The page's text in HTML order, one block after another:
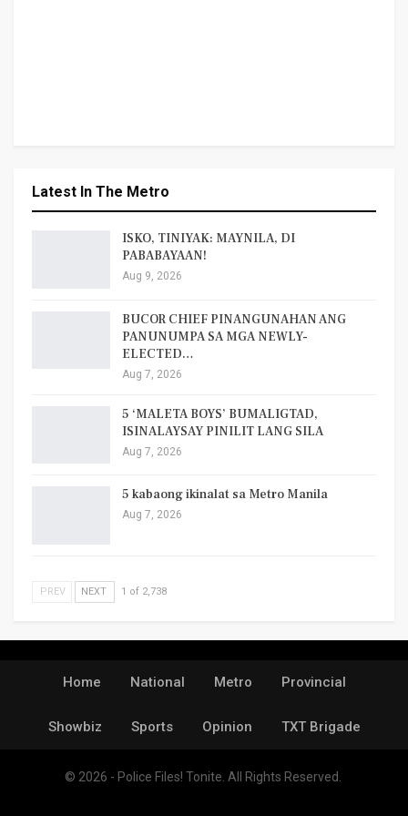
Latest In The Metro
ISKO, TINIYAK: MAYNILA, DI
PABABAYAAN!
Aug 9, 2026
BUCOR CHIEF PINANGUNAHAN ANG
PANUNUMPA SA MGA NEWLY-
ELECTED…
Aug 7, 2026
5 ‘MALETA BOYS’ BUMALIGTAD,
ISINALAYSAY PINILIT LANG SILA
Aug 7, 2026
5 kabaong ikinalat sa Metro Manila
Aug 7, 2026
PREV NEXT 1 of 2,738
Home National Metro Provincial
Showbiz Sports Opinion TXT Brigade
© 2026 - Police Files! Tonite. All Rights Reserved.